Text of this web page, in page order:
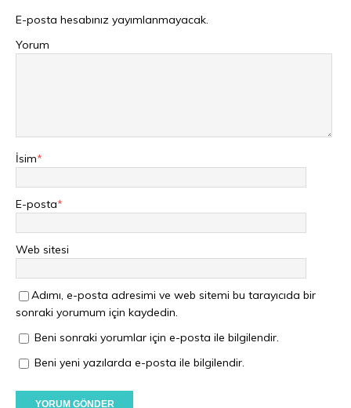
E-posta hesabınız yayımlanmayacak.
Yorum
İsim*
E-posta*
Web sitesi
Adımı, e-posta adresimi ve web sitemi bu tarayıcıda bir
sonraki yorumum için kaydedin.
Beni sonraki yorumlar için e-posta ile bilgilendir.
Beni yeni yazılarda e-posta ile bilgilendir.